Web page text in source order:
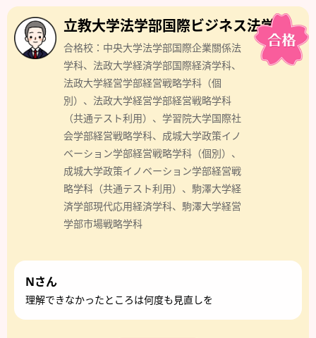
立教大学法学部国際ビジネス法学科
合格校：中央大学法学部国際企業關係法
学科、法政大学経済学部国際経済学科、
法政大学経営学部経営戦略学科（個
別）、法政大学経営学部経営戦略学科
（共通テスト利用）、学習院大学国際社
会学部経営戦略学科、成城大学政策イノ
ベーション学部経営戦略学科（個別）、
成城大学政策イノベーション学部経営戦
略学科（共通テスト利用）、駒澤大学経
済学部現代応用経済学科、駒澤大学経営
学部市場戦略学科
Nさん
理解できなかったところは何度も見直しを